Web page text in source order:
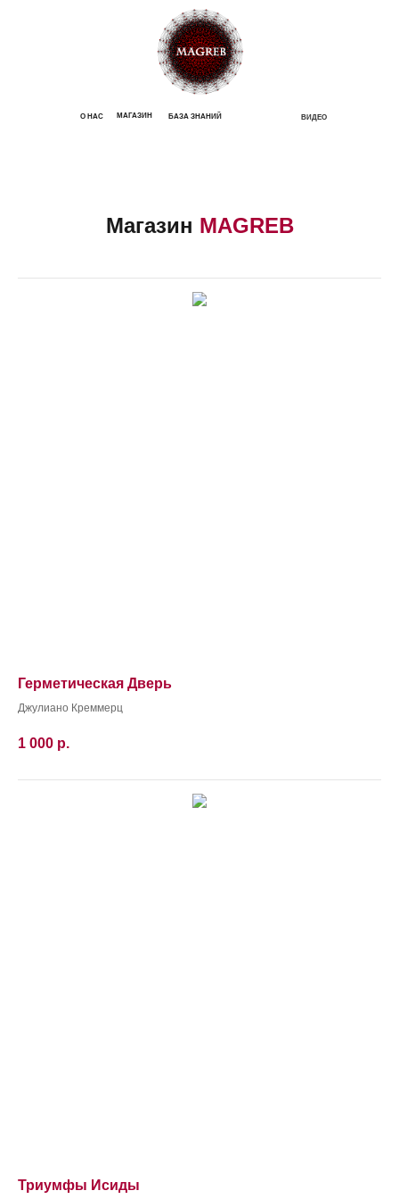
О НАС МАГАЗИН БАЗА ЗНАНИЙ ВИДЕО
Магазин MAGREB
Герметическая Дверь
Джулиано Креммерц
1 000 р.
Триумфы Исиды